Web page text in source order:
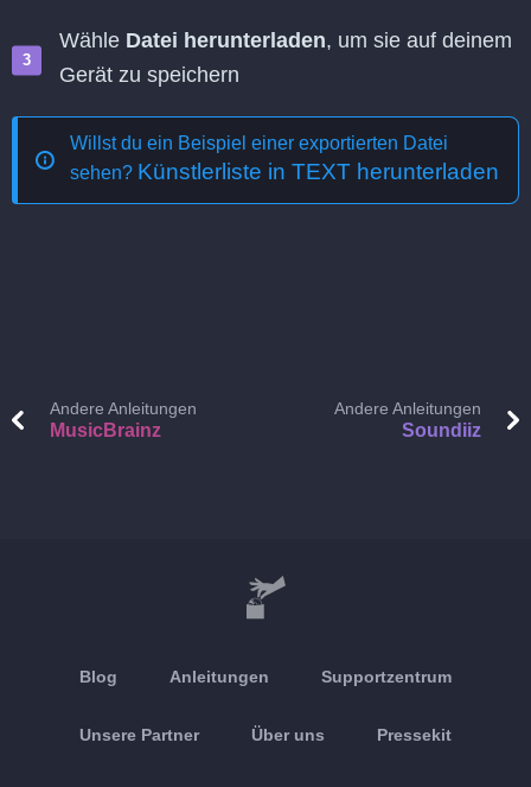
Wähle Datei herunterladen, um sie auf deinem
Gerät zu speichern
Willst du ein Beispiel einer exportierten Datei
sehen? Künstlerliste in TEXT herunterladen
Andere Anleitungen
MusicBrainz
Andere Anleitungen
Soundiiz
Blog Anleitungen Supportzentrum
Unsere Partner Über uns Pressekit